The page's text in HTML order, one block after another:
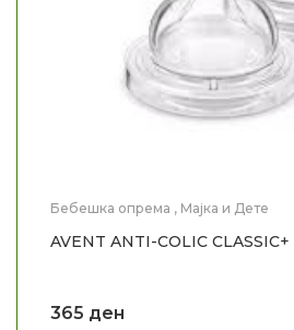
Бебешка опрема , Мајка и Дете
AVENT ANTI-COLIC
365 ден